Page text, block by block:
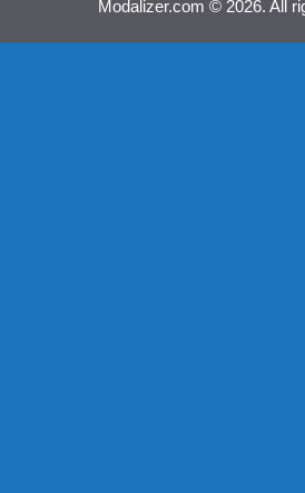
Modalizer.com © 2026. All